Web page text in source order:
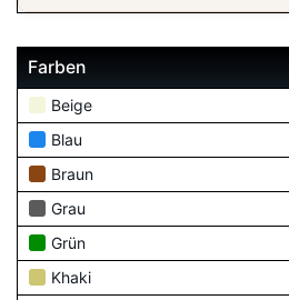
Farben
Beige
Blau
Braun
Grau
Grün
Khaki